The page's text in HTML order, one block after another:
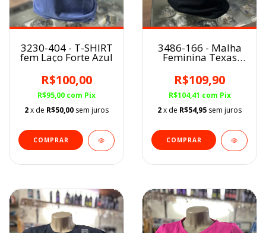
3230-404 - T-SHIRT
fem Laço Forte Azul
R$100,00
R$95,00 com Pix
2x de R$50,00 sem juros
COMPRAR
3486-166 - Malha
Feminina Texas
R$109,90
R$104,41 com Pix
2x de R$54,95 sem juros
COMPRAR